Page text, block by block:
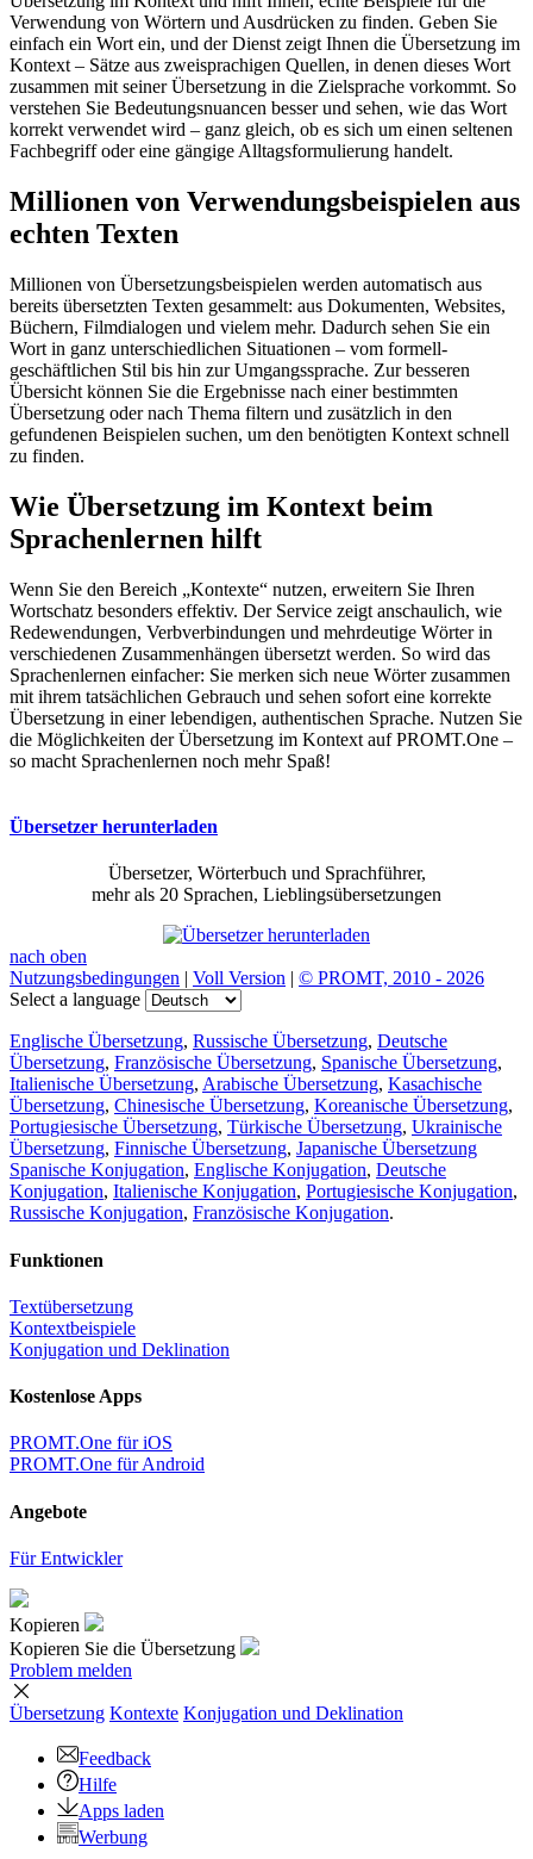
Verwendung von Wörtern und Ausdrücken zu finden. Geben Sie
einfach ein Wort ein, und der Dienst zeigt Ihnen die Übersetzung im
Kontext – Sätze aus zweisprachigen Quellen, in denen dieses Wort
zusammen mit seiner Übersetzung in die Zielsprache vorkommt. So
verstehen Sie Bedeutungsnuancen besser und sehen, wie das Wort
korrekt verwendet wird – ganz gleich, ob es sich um einen seltenen
Fachbegriff oder eine gängige Alltagsformulierung handelt.
Millionen von Verwendungsbeispielen aus
echten Texten
Millionen von Übersetzungsbeispielen werden automatisch aus
bereits übersetzten Texten gesammelt: aus Dokumenten, Websites,
Büchern, Filmdialogen und vielem mehr. Dadurch sehen Sie ein
Wort in ganz unterschiedlichen Situationen – vom formell-
geschäftlichen Stil bis hin zur Umgangssprache. Zur besseren
Übersicht können Sie die Ergebnisse nach einer bestimmten
Übersetzung oder nach Thema filtern und zusätzlich in den
gefundenen Beispielen suchen, um den benötigten Kontext schnell
zu finden.
Wie Übersetzung im Kontext beim
Sprachenlernen hilft
Wenn Sie den Bereich „Kontexte“ nutzen, erweitern Sie Ihren
Wortschatz besonders effektiv. Der Service zeigt anschaulich, wie
Redewendungen, Verbverbindungen und mehrdeutige Wörter in
verschiedenen Zusammenhängen übersetzt werden. So wird das
Sprachenlernen einfacher: Sie merken sich neue Wörter zusammen
mit ihrem tatsächlichen Gebrauch und sehen sofort eine korrekte
Übersetzung in einer lebendigen, authentischen Sprache. Nutzen Sie
die Möglichkeiten der Übersetzung im Kontext auf PROMT.One –
so macht Sprachenlernen noch mehr Spaß!
Übersetzer herunterladen
Übersetzer, Wörterbuch und Sprachführer,
mehr als 20 Sprachen, Lieblingsübersetzungen
nach oben
Nutzungsbedingungen | Voll Version | © PROMT, 2010 - 2026
Select a language
Englische Übersetzung, Russische Übersetzung, Deutsche
Übersetzung, Französische Übersetzung, Spanische Übersetzung,
Italienische Übersetzung, Arabische Übersetzung, Kasachische
Übersetzung, Chinesische Übersetzung, Koreanische Übersetzung,
Portugiesische Übersetzung, Türkische Übersetzung, Ukrainische
Übersetzung, Finnische Übersetzung, Japanische Übersetzung
Spanische Konjugation, Englische Konjugation, Deutsche
Konjugation, Italienische Konjugation, Portugiesische Konjugation,
Russische Konjugation, Französische Konjugation.
Funktionen
Textübersetzung
Kontextbeispiele
Konjugation und Deklination
Kostenlose Apps
PROMT.One für iOS
PROMT.One für Android
Angebote
Für Entwickler
Kopieren
Kopieren Sie die Übersetzung
Problem melden
Übersetzung Kontexte Konjugation und Deklination
Feedback
Hilfe
Apps laden
Werbung